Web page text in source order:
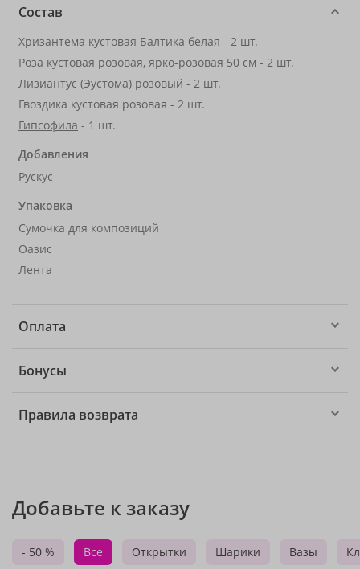
Состав
Хризантема кустовая Балтика белая - 2 шт.
Роза кустовая розовая, ярко-розовая 50 см - 2 шт.
Лизиантус (Эустома) розовый - 2 шт.
Гвоздика кустовая розовая - 2 шт.
Гипсофила - 1 шт.
Добавления
Рускус
Упаковка
Сумочка для композиций
Оазис
Лента
Оплата
Бонусы
Правила возврата
Добавьте к заказу
- 50 % Все Открытки Шарики Вазы